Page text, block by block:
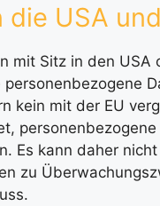
USA
mit Sitz in den
kein mit der EU
Es kann daher
zu